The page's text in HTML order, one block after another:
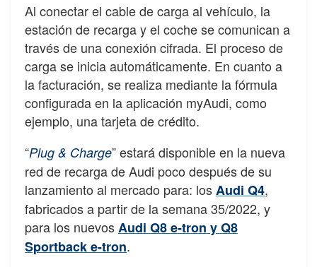
Al conectar el cable de carga al vehículo, la
estación de recarga y el coche se comunican a
través de una conexión cifrada. El proceso de
carga se inicia automáticamente. En cuanto a
la facturación, se realiza mediante la fórmula
configurada en la aplicación myAudi, como
ejemplo, una tarjeta de crédito.
“Plug & Charge” estará disponible en la nueva
red de recarga de Audi poco después de su
lanzamiento al mercado para: losAudi Q4,
fabricados a partir de la semana 35/2022, y
para los nuevosAudi Q8 e-tron y Q8
Sportback e-tron.